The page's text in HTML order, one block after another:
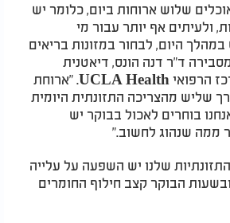
שלוש ארוחות ביום, כלומר יש
ולעיתים אף יותר עבור מי
היום, לבחור במזונות בריאים
ד"ר דנה הונס, דיאטנית
קלינית בכירה במרכז הרפואי UCLA Health. "ארוחת
שליש מהצריכה התזונתית היומית
בוחרים לאכול בבוקר יש
ממה שנהוג לחשוב."
שלנו יש השפעה על עלייה
הבוקר קצב חילוף החומרים